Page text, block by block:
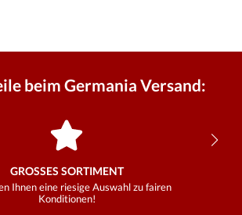
beim Germania Versand:
GROSSES SORTIMENT
Ihnen eine riesige Auswahl zu fairen
Konditionen!